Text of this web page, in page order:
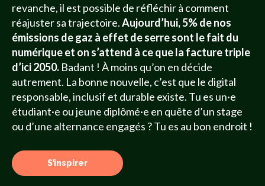
revanche, il est possible de réfléchir à comment
réajuster sa trajectoire.Aujourd’hui, 5% de nos
émissions de gaz à effet de serre sont le fait du
numérique et on s’attend à ce que la facture triple
d’ici 2050. Badant ! À moins qu’on en décide
autrement. La bonne nouvelle, c’est que le digital
responsable, inclusif et durable existe. Tu es un·e
étudiant·e ou jeune diplômé·e en quête d’un stage
ou d’une alternance engagés ? Tu es au bon endroit !
S’inspirer